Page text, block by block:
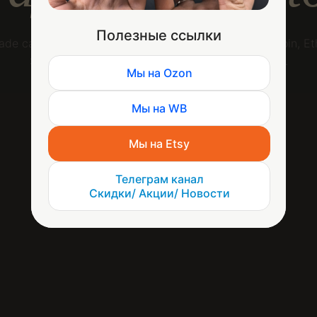
candles shaped like natural stones. Buy with Bitcoin,
Solana, or 300+ other coins. Shipped worldwide.
Полезные ссылки
Мы на Ozon
Мы на WB
Мы на Etsy
Телеграм канал
Скидки/ Акции/ Новости